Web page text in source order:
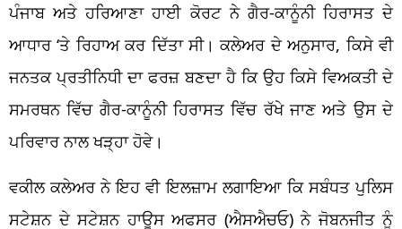
ਪੰਜਾਬ ਅਤੇ ਹਰਿਆਣਾ ਹਾਈ ਕੋਰਟ ਨੇ ਗੈਰ-ਕਾਨੂੰਨੀ ਹਿਰਾਸਤ ਦੇ
ਆਧਾਰ ‘ਤੇ ਰਿਹਾਅ ਕਰ ਦਿੱਤਾ ਸੀ। ਕਲੇਅਰ ਦੇ ਅਨੁਸਾਰ, ਕਿਸੇ ਵੀ
ਜਨਤਕ ਪ੍ਰਤੀਨਿਧੀ ਦਾ ਫਰਜ਼ ਬਣਦਾ ਹੈ ਕਿ ਉਹ ਕਿਸੇ ਵਿਅਕਤੀ ਦੇ
ਸਮਰਥਨ ਵਿੱਚ ਗੈਰ-ਕਾਨੂੰਨੀ ਹਿਰਾਸਤ ਵਿੱਚ ਰੱਖੇ ਜਾਣ ਅਤੇ ਉਸ ਦੇ
ਪਰਿਵਾਰ ਨਾਲ ਖੜ੍ਹਾ ਹੋਵੇ।
ਵਕੀਲ ਕਲੇਅਰ ਨੇ ਇਹ ਵੀ ਇਲਜ਼ਾਮ ਲਗਾਇਆ ਕਿ ਸਬੰਧਤ ਪੁਲਿਸ
ਸਟੇਸ਼ਨ ਦੇ ਸਟੇਸ਼ਨ ਹਾਊਸ ਅਫਸਰ (ਐਸਐਚਓ) ਨੇ ਜੋਬਨਜੀਤ ਨੂੰ